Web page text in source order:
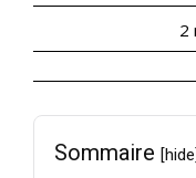
2
Sommaire [hide]